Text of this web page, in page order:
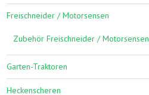
Freischneider / Motorsensen
Zubehör Freischneider / Motorsensen
Garten-Traktoren
Heckenscheren